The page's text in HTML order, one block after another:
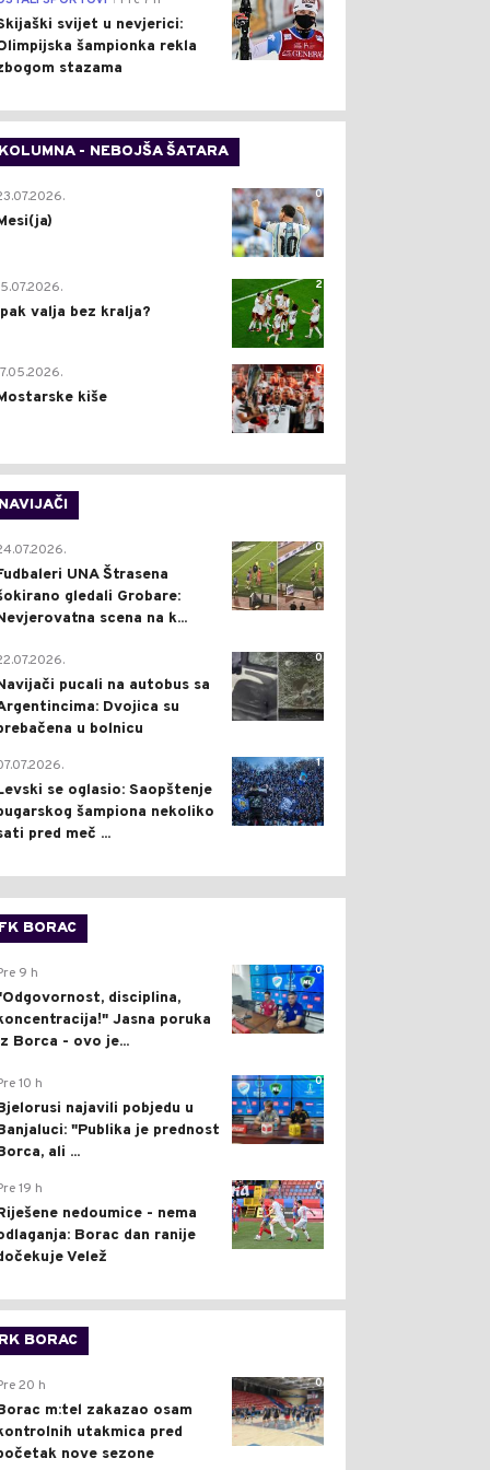
svijet u nevjerici:
šampionka rekla
stazama
KOLUMNA - NEBOJŠA ŠATARA
0
2
valja bez kralja?
0
kiše
NAVIJAČI
0
UNA Štrasena
gledali Grobare:
scena na k...
0
pucali na autobus sa
Dvojica su
u bolnicu
1
se oglasio: Saopštenje
šampiona nekoliko
pred meč ...
FK BORAC
0
9 h
disciplina,
Jasna poruka
Borca - ovo je...
0
10 h
najavili pobjedu u
"Publika je prednost
ali ...
0
19 h
nedoumice - nema
Borac dan ranije
Velež
RK BORAC
0
20 h
m:tel zakazao osam
utakmica pred
nove sezone